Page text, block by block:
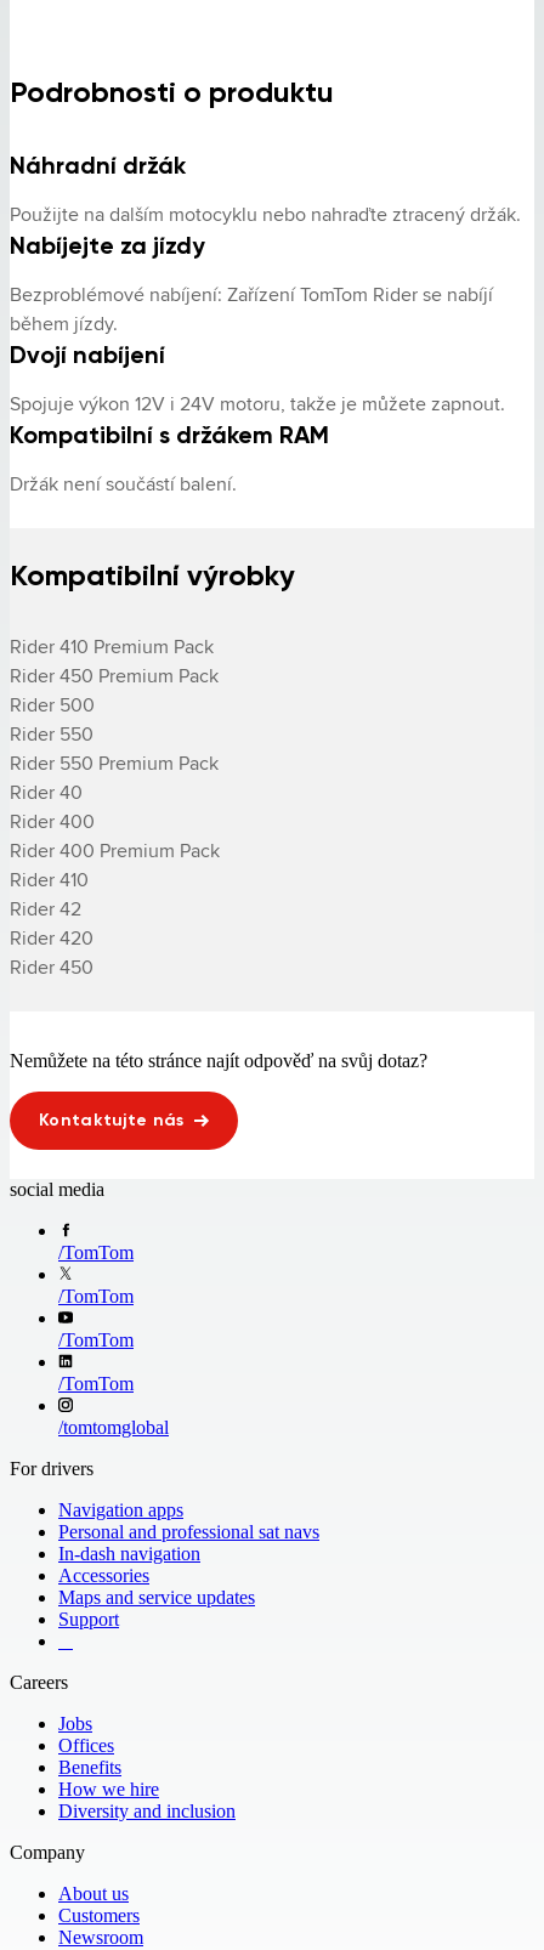
Podrobnosti o produktu
Náhradní držák
Použijte na dalším motocyklu nebo nahraďte ztracený držák.
Nabíjejte za jízdy
Bezproblémové nabíjení: Zařízení TomTom Rider se nabíjí
během jízdy.
Dvojí nabíjení
Spojuje výkon 12V i 24V motoru, takže je můžete zapnout.
Kompatibilní s držákem RAM
Držák není součástí balení.
Kompatibilní výrobky
Rider 410 Premium Pack
Rider 450 Premium Pack
Rider 500
Rider 550
Rider 550 Premium Pack
­Rider 40
­Rider 400
­Rider 400 Premium Pack
­Rider 410
­Rider 42
­Rider 420
­Rider 450
Nemůžete na této stránce najít odpověď na svůj dotaz?
Kontaktujte nás
social media
/TomTom
/TomTom
/TomTom
/TomTom
/tomtomglobal
For drivers
Navigation apps
Personal and professional sat navs
In-dash navigation
Accessories
Maps and service updates
Support
Careers
Jobs
Offices
Benefits
How we hire
Diversity and inclusion
Company
About us
Customers
Newsroom